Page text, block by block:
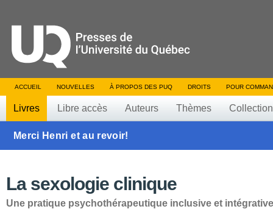
ACCUEIL NOUVELLES À PROPOS DES PUQ DROITS POUR
Livres Libre accès Auteurs Thèmes
Merci Henri et au revoir!
La sexologie clinique
Une pratique psychothérapeutique inclusive et intégrative